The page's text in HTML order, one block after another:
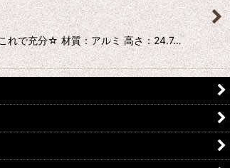
れで充分☆ 材質：アルミ 高さ：24.7…